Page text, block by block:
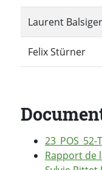
Laurent Balsiger
Felix Stürner
Rapport de